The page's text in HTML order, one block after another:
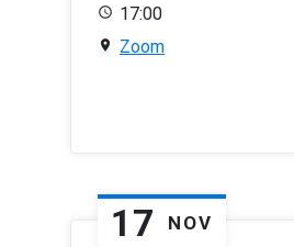
17:00
Zoom
17 NOV